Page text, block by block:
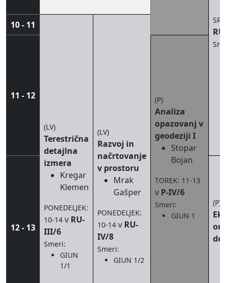
10 - 11
(LV)
Terestrična
detajlna
izmera
Kregar
Klemen
PONEDELJEK:
10-14 v RU-
III/6
Smeri:
GIUN
1/1
(LV)
Razvoj in
načrtovanje
v prostoru
Mrak
Gašper
PONEDELJEK:
10-14 v RU-
IV/8
Smeri:
GIUN 1/2
11 - 12 (P)
Analiza
opazovanj v
geodeziji I
Stopar
Bojan
TOREK: 11-13
v P-IV/6
Smeri:
GIUN 1
12 - 13
(P)